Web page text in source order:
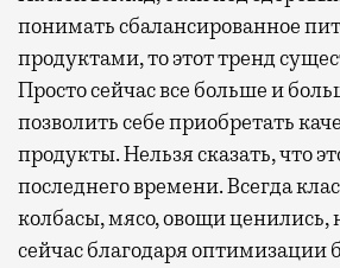
понимать сбалансированное
продуктами, то этот тренд
Просто сейчас все больше и
позволить себе приобретать
продукты. Нельзя сказать, что
последнего времени. Всегда
колбасы, мясо, овощи
сейчас благодаря оптимизации